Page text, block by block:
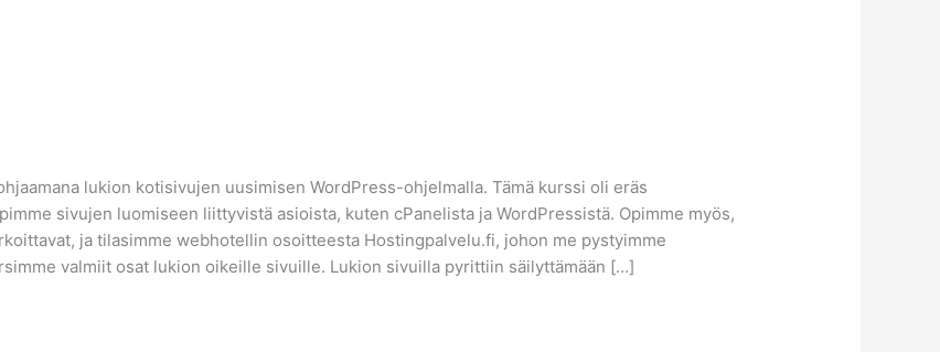
lukion kotisivujen uusimisen WordPress-ohjelmalla. Tämä kurssi oli eräs
sivujen luomiseen liittyvistä asioista, kuten cPanelista ja WordPressistä. Opimme myös,
ja tilasimme webhotellin osoitteesta Hostingpalvelu.fi, johon me pystyimme
valmiit osat lukion oikeille sivuille. Lukion sivuilla pyrittiin säilyttämään […]